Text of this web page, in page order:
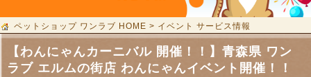
ペットショップ ワンラブ HOME > イベント サービス情報
【わんにゃんカーニバル 開催！！】青森県 ワン
ラブ エルムの街店 わんにゃんイベント開催！！